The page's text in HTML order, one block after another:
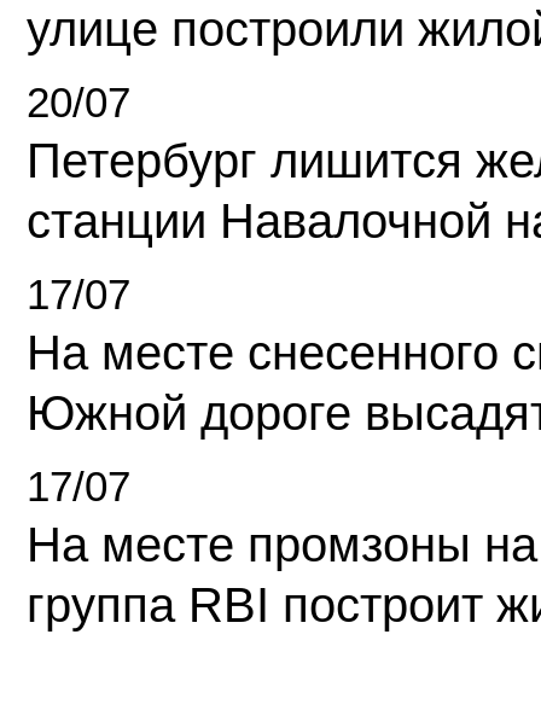
улице построили
20/07
Петербург лишится
станции Навалочной
17/07
На месте снесенного
Южной дороге
17/07
На месте промзоны
группа RBI построит